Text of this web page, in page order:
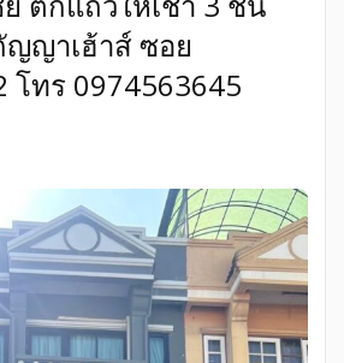
ญาเฮ้าส์ ซอย
โทร 0974563645